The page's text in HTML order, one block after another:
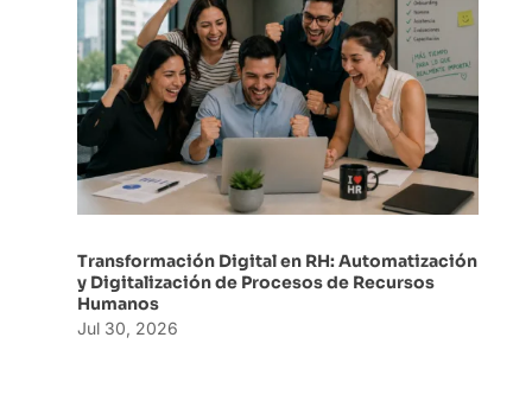
Transformación Digital en RH: Automatización
y Digitalización de Procesos de Recursos
Humanos
Jul 30, 2026